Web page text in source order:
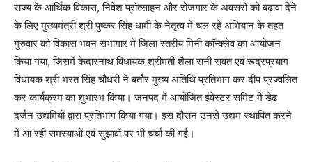
राज्य के आर्थिक विकास, निवेश प्रोत्साहन और रोजगार के अवसरों को बढ़ावा देने
के लिए मुख्यमंत्री श्री पुष्कर सिंह धामी के नेतृत्व में चल रहे अभियान के तहत
गुरुवार को विकास भवन सभागार में जिला स्तरीय मिनी काॅन्क्लेव का आयोजन
किया गया, जिसमें केदारनाथ विधायक श्रीमती शैला रानी रावत एवं रूद्रप्रयाग
विधायक श्री भरत सिंह चौधरी ने बतौर मुख्य अतिथि प्रतिभाग कर दीप प्रज्वलित
कर कार्यक्रम का शुभारंभ किया। जनपद में आयोजित इंवेस्टर समिट में डेढ
दर्जन उद्यमियों द्वारा प्रतिभाग किया गया। इस दौरान उनसे उद्यम स्थापित करने
में आ रही समस्याओं एवं सुझावों पर भी चर्चा की गई।